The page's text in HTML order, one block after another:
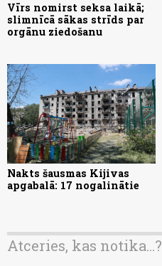
Vīrs nomirst seksa laikā;
slimnīcā sākas strīds par
orgānu ziedošanu
Nakts šausmas Kijivas
apgabalā: 17 nogalinātie
Atceries, kas notika...?